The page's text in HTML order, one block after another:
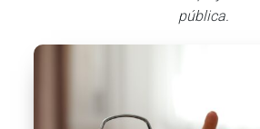
pública.